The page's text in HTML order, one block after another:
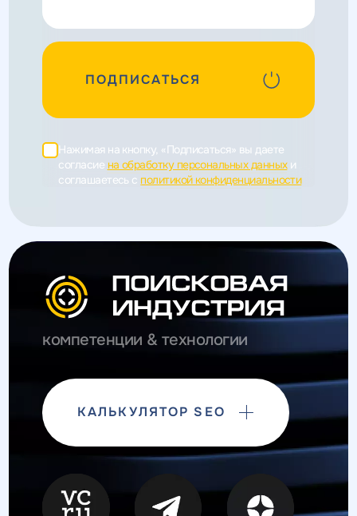
ПОДПИСАТЬСЯ
Нажимая на кнопку, «Подписаться» вы даете
согласие на обработку персональных данныхи
соглашаетесь c политикой конфиденциальности
компетенции & технологии
КАЛЬКУЛЯТОР SEO